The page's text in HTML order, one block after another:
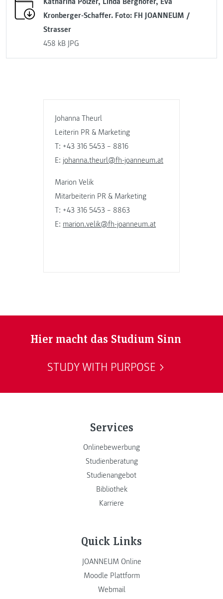
Johanna Theurl
Leiterin PR & Marketing
T: +43 316 5453 – 8816
E: johanna.theurl@fh-joanneum.at
Marion Velik
Mitarbeiterin PR & Marketing
T: +43 316 5453 – 8863
E: marion.velik@fh-joanneum.at
Kronberger-Schaffer. Foto: FH JOANNEUM /
Strasser
458 kB JPG
Hier macht das Studium Sinn
STUDY WITH PURPOSE
Services
Onlinebewerbung
Studienberatung
Studienangebot
Bibliothek
Karriere
Quick Links
JOANNEUM Online
Moodle Plattform
Webmail